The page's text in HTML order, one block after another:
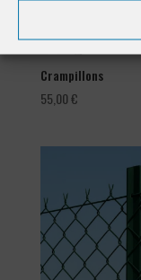
Crampillons
55,00€